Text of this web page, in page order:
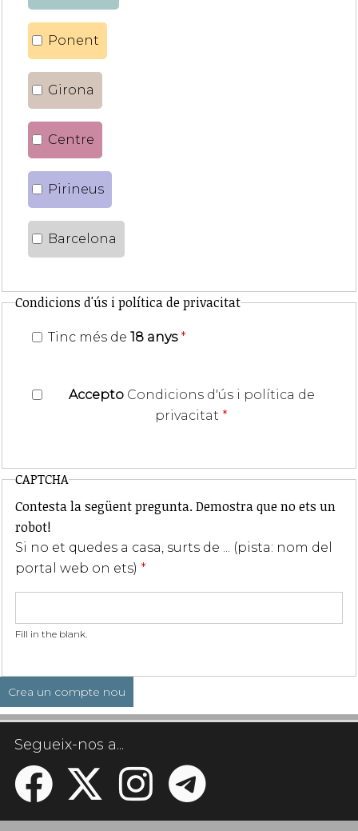
Ponent
Girona
Centre
Pirineus
Barcelona
Condicions d'ús i política de privacitat
Tinc més de 18 anys *
Accepto Condicions d'ús i política de
privacitat *
CAPTCHA
Contesta la següent pregunta. Demostra que no ets un
robot!
Si no et quedes a casa, surts de ... (pista: nom del
portal web on ets) *
Fill in the blank.
Segueix-nos a...